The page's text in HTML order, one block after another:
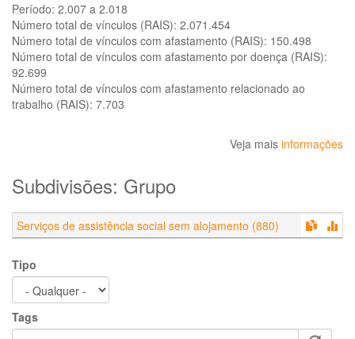
Período: 2.007 a 2.018
Número total de vínculos (RAIS): 2.071.454
Número total de vínculos com afastamento (RAIS): 150.498
Número total de vínculos com afastamento por doença (RAIS):
92.699
Número total de vínculos com afastamento relacionado ao
trabalho (RAIS): 7.703
Veja mais informações
Subdivisões: Grupo
Serviços de assistência social sem alojamento (880)
Tipo
Tags